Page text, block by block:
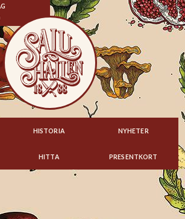
HISTORIA NYHETER
HITTA PRESENTKORT